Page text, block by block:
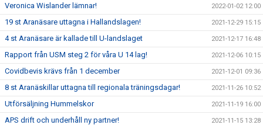
Veronica Wislander lämnar! 2022-01-02 12:00
19 st Aranäsare uttagna i Hallandslagen! 2021-12-29 15:15
4 st Aranäsare är kallade till U-landslaget 2021-12-17 16:48
Rapport från USM steg 2 för våra U 14 lag! 2021-12-06 10:15
Covidbevis krävs från 1 december 2021-12-01 09:36
8 st Aranäskillar uttagna till regionala träningsdagar! 2021-11-26 10:52
Utförsäljning Hummelskor 2021-11-19 16:00
APS drift och underhåll ny partner! 2021-11-15 13:28